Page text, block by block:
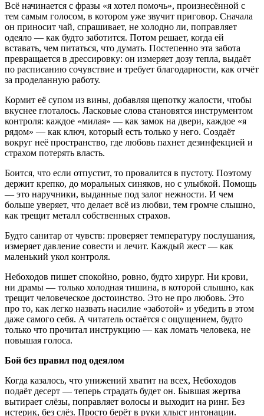
Всё начинается с фразы «я хотел помочь», произнесённой с
тем самым голосом, в котором уже звучит приговор. Сначала
он приносит чай, спрашивает, не холодно ли, поправляет
одеяло — как будто заботится. Потом решает, когда ей
вставать, чем питаться, что думать. Постепенно эта забота
превращается в дрессировку: он измеряет дозу тепла, выдаёт
по расписанию сочувствие и требует благодарности, как отчёт
за проделанную работу.
Кормит её супом из вины, добавляя щепотку жалости, чтобы
вкуснее глоталось. Ласковые слова становятся инструментом
контроля: каждое «милая» — как замок на двери, каждое «я
рядом» — как ключ, который есть только у него. Создаёт
вокруг неё пространство, где любовь пахнет дезинфекцией и
страхом потерять власть.
Боится, что если отпустит, то провалится в пустоту. Поэтому
держит крепко, до моральных синяков, но с улыбкой. Помощь
— это наручники, выданные под залог нежности. И чем
больше уверяет, что делает всё из любви, тем громче слышно,
как трещит металл собственных страхов.
Будто санитар от чувств: проверяет температуру послушания,
измеряет давление совести и лечит. Каждый жест — как
маленький укол контроля.
Небоходов пишет спокойно, ровно, будто хирург. Ни крови,
ни драмы — только холодная тишина, в которой слышно, как
трещит человеческое достоинство. Это не про любовь. Это
про то, как легко назвать насилие «заботой» и убедить в этом
даже самого себя. А читатель остаётся с ощущением, будто
только что прочитал инструкцию — как ломать человека, не
повышая голоса.
Бой без правил под одеялом
Когда казалось, что унижений хватит на всех, Небоходов
подаёт десерт — теперь страдать будет он. Бывшая жертва
вытирает слёзы, поправляет волосы и выходит на ринг. Без
истерик, без слёз. Просто берёт в руки хлыст интонации.